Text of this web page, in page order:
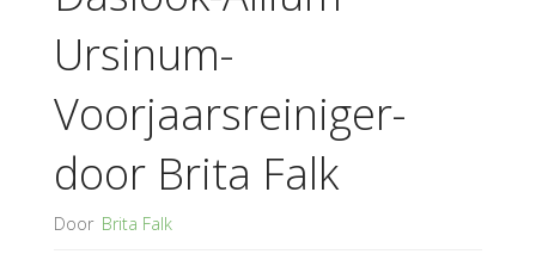
Ursinum-
Voorjaarsreiniger-
door Brita Falk
Door Brita Falk